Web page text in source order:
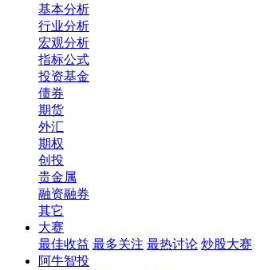
基本分析
行业分析
宏观分析
指标公式
投资基金
债券
期货
外汇
期权
创投
贵金属
融资融券
其它
大赛
最佳收益 最多关注 最热讨论 炒股大赛
阿牛智投